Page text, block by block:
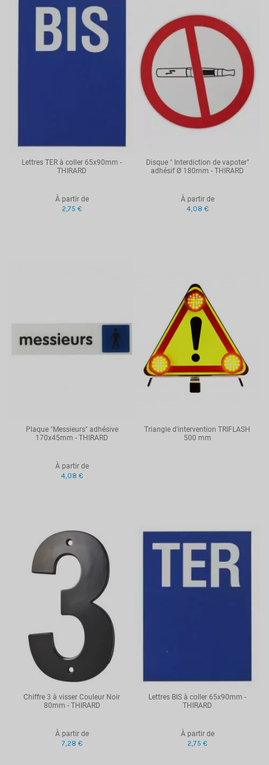
Lettres TER à coller 65x90mm -
THIRARD
À partir de
2,75 €
Disque " Interdiction de vapoter"
adhésif Ø 180mm - THIRARD
À partir de
4,08 €
Plaque "Messieurs" adhésive
170x45mm - THIRARD
À partir de
4,08 €
Triangle d'intervention TRIFLASH
500 mm
Chiffre 3 à visser Couleur Noir
80mm - THIRARD
À partir de
7,28 €
Lettres BIS à coller 65x90mm -
THIRARD
À partir de
2,75 €